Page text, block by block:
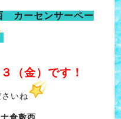
カーセンサーペー
（金）です！
いね